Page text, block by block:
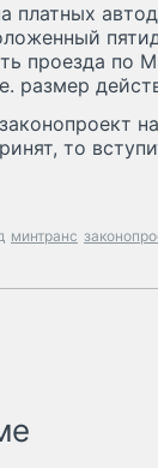
платных
проезда по
размер
то
минтранс